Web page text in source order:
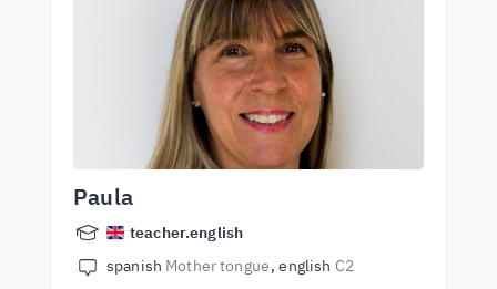
Paula
teacher.english
spanish Mother tongue english C2